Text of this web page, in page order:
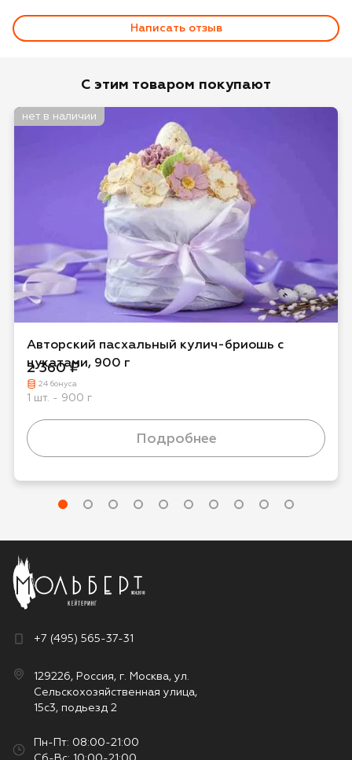
Написать отзыв
данныхисоглашаюсь с политикой обработки
персональных данных
сайте и в рекламных и презентационных
материалах компании
С этим товаром покупают
нет в наличии
Авторский пасхальный кулич-бриошь с
цукатами, 900 г
2 360 ₽
24 бонуса
1 шт. - 900 г
Подробнее
+7 (495) 565-37-31
129226, Россия, г. Москва, ул.
Сельскохозяйственная улица,
15с3, подьезд 2
Пн-Пт: 08:00-21:00
Сб-Вс: 10:00-21:00